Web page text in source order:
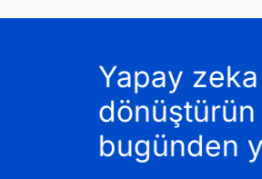
Yapay
bugünden